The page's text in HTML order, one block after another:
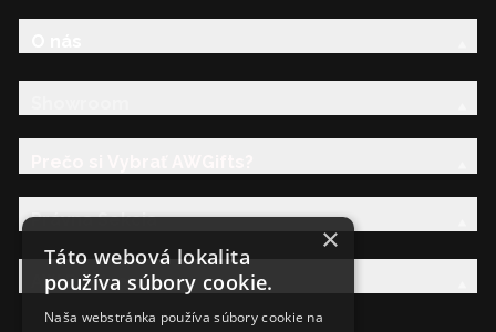
Právna Sekcia
AW Rodina
×
Táto webová lokalita
používa súbory cookie.
Naša webstránka používa súbory cookie na